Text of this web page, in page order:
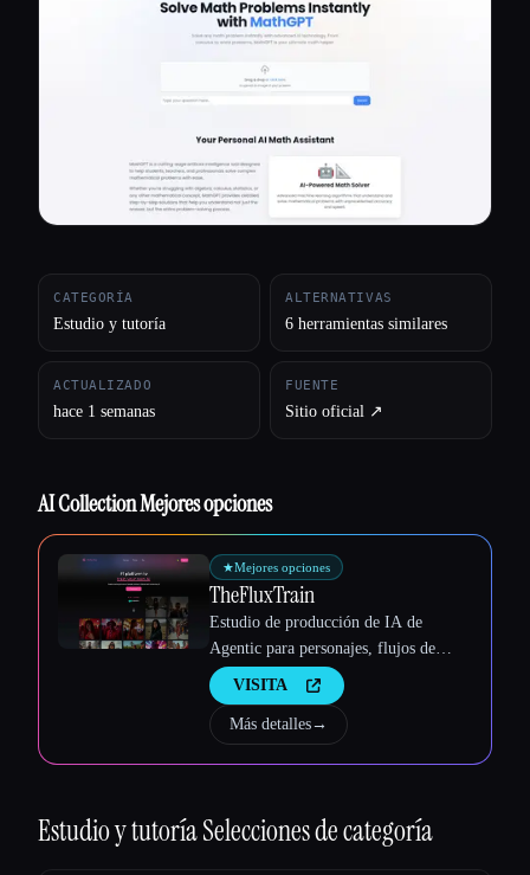
Esc
CATEGORÍA
Estudio y tutoría
ALTERNATIVAS
6 herramientas similares
ACTUALIZADO
hace 1 semanas
FUENTE
Sitio oficial ↗︎
AI Collection Mejores opciones
★Mejores opciones
TheFluxTrain
Estudio de producción de IA de
Agentic para personajes, flujos de
trabajo y vídeos coherentes
VISITA
Más detalles→
Estudio y tutoríaSelecciones de categoría